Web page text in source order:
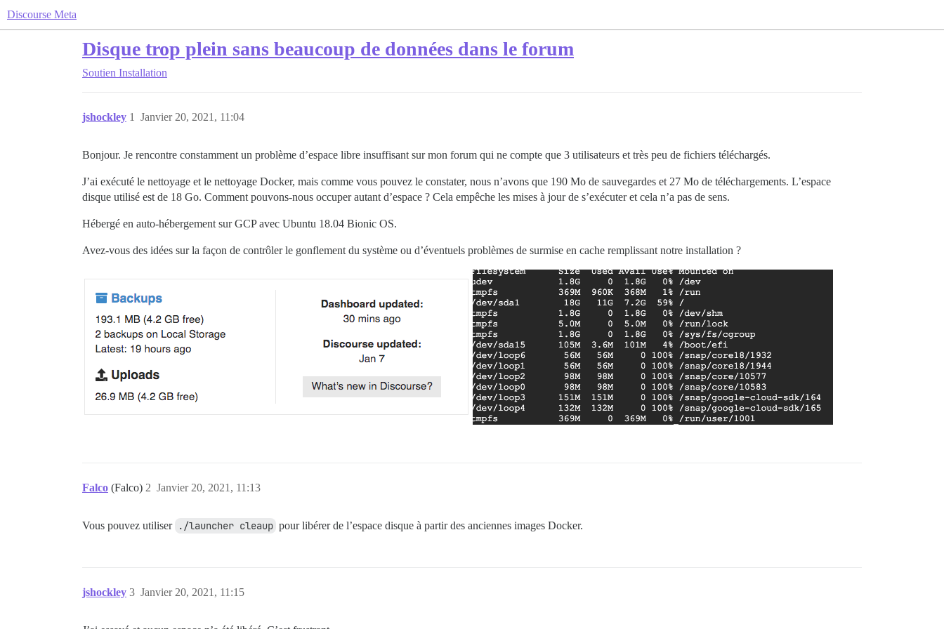
Discourse Meta
Disque trop plein sans beaucoup de données dans le forum
Soutien Installation
jshockley Janvier 20, 2021, 11:04
1
Bonjour. Je rencontre constamment un problème d’espace libre insuffisant sur mon forum qui ne compte que 3 utilisateurs et très peu de fichiers téléchargés.
J’ai exécuté le nettoyage et le nettoyage Docker, mais comme vous pouvez le constater, nous n’avons que 190 Mo de sauvegardes et 27 Mo de téléchargements. L’espace
disque utilisé est de 18 Go. Comment pouvons-nous occuper autant d’espace ? Cela empêche les mises à jour de s’exécuter et cela n’a pas de sens.
Hébergé en auto-hébergement sur GCP avec Ubuntu 18.04 Bionic OS.
Avez-vous des idées sur la façon de contrôler le gonflement du système ou d’éventuels problèmes de surmise en cache remplissant notre installation ?
Falco (Falco) Janvier 20, 2021, 11:13
2
Vous pouvez utiliser ./launcher cleaup pour libérer de l’espace disque à partir des anciennes images Docker.
jshockley Janvier 20, 2021, 11:15
3